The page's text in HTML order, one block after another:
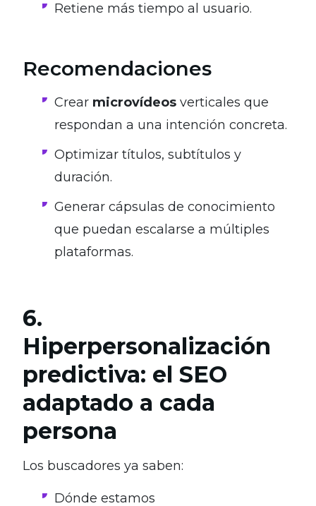
Retiene más tiempo al usuario.
Recomendaciones
Crear microvídeos verticales que
respondan a una intención concreta.
Optimizar títulos, subtítulos y
duración.
Generar cápsulas de conocimiento
que puedan escalarse a múltiples
plataformas.
6.
Hiperpersonalización
predictiva: el SEO
adaptado a cada
persona
Los buscadores ya saben:
Dónde estamos